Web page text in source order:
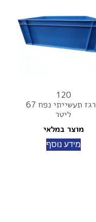
120
ארגז תעשייתי נפח 67
ליטר
מוצר במלאי
מידע נוסף